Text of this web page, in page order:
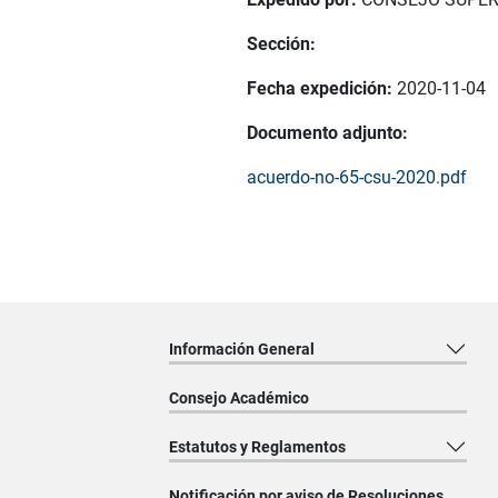
Sección:
Fecha expedición: 2020-11-04
Documento adjunto:
acuerdo-no-65-csu-2020.pdf
Información General
Consejo Académico
Estatutos y Reglamentos